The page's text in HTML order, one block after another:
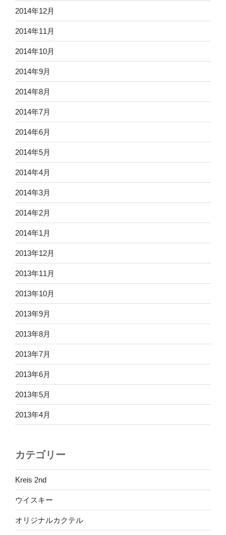
2014年12月
2014年11月
2014年10月
2014年9月
2014年8月
2014年7月
2014年6月
2014年5月
2014年4月
2014年3月
2014年2月
2014年1月
2013年12月
2013年11月
2013年10月
2013年9月
2013年8月
2013年7月
2013年6月
2013年5月
2013年4月
カテゴリー
Kreis 2nd
ウイスキー
オリジナルカクテル